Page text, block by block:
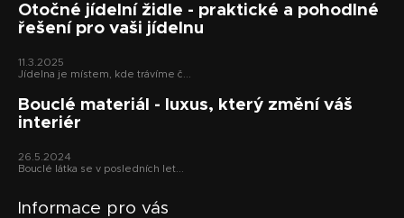
Otočné jídelní židle - praktické a pohodlné
řešení pro vaši jídelnu
11.3.2025
Jídelna je místem, kde trávíme č...
Bouclé materiál - luxus, který změní váš
interiér
26.5.2024
Bouclé látka se v posledních let...
Informace pro vás